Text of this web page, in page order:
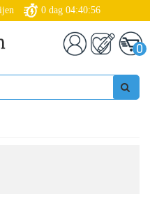
0 dag 04:40:55
0